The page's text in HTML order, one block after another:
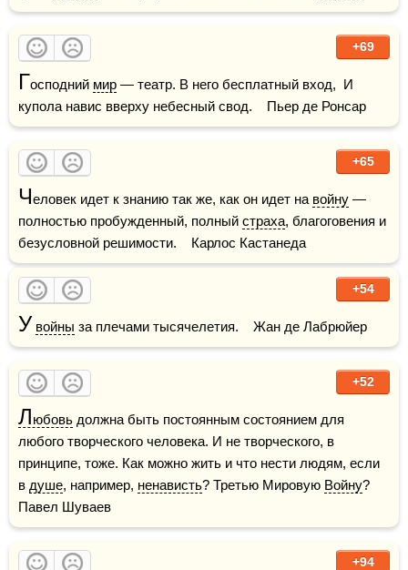
+69
Господний мир — театр. В него бесплатный вход,  И
купола навис вверху небесный свод.    Пьер де Ронсар
+65
Человек идет к знанию так же, как он идет на войну —
полностью пробужденный, полный страха, благоговения и
безусловной решимости.    Карлос Кастанеда
+54
У войны за плечами тысячелетия.    Жан де Лабрюйер
+52
Любовь должна быть постоянным состоянием для
любого творческого человека. И не творческого, в
принципе, тоже. Как можно жить и что нести людям, если
в душе, например, ненависть? Третью Мировую Войну?
Павел Шуваев
+94